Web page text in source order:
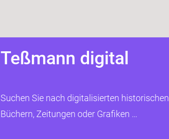
Teßmann digital
Suchen Sie nach digitalisierten historischen
Büchern, Zeitungen oder Grafiken …